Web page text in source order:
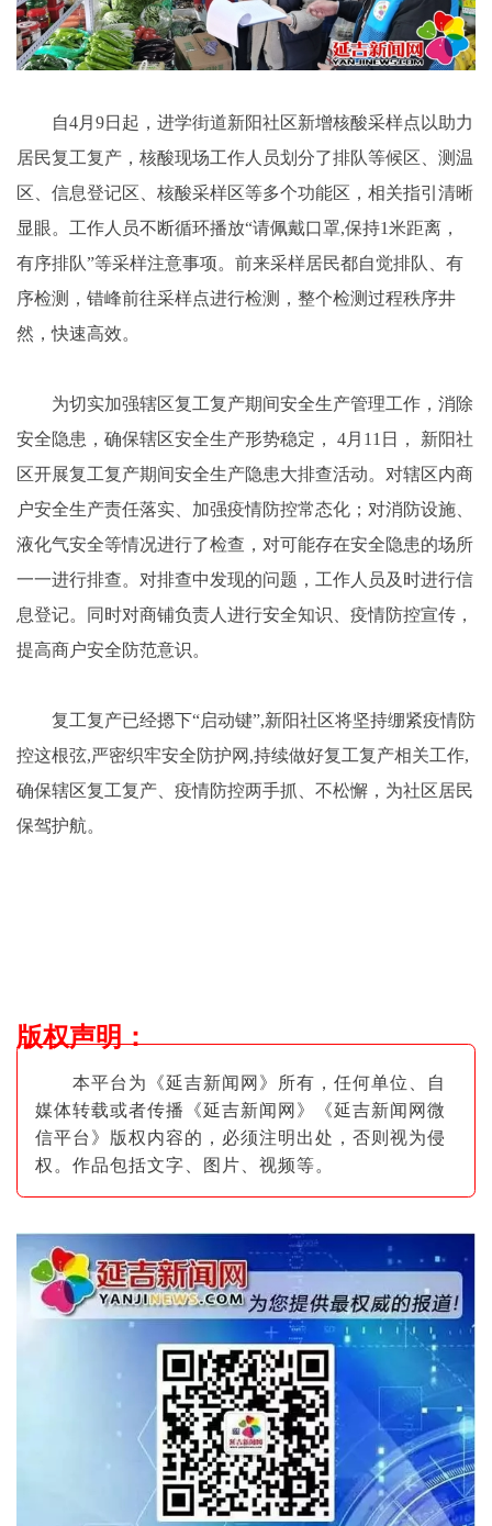
自4月9日起，进学街道新阳社区新增核酸采样点以助力
居民复工复产，核酸现场工作人员划分了排队等候区、测温
区、信息登记区、核酸采样区等多个功能区，相关指引清晰
显眼。工作人员不断循环播放“请佩戴口罩,保持1米距离，
有序排队”等采样注意事项。前来采样居民都自觉排队、有
序检测，错峰前往采样点进行检测，整个检测过程秩序井
然，快速高效。
为切实加强辖区复工复产期间安全生产管理工作，消除
安全隐患，确保辖区安全生产形势稳定， 4月11日， 新阳社
区开展复工复产期间安全生产隐患大排查活动。对辖区内商
户安全生产责任落实、加强疫情防控常态化；对消防设施、
液化气安全等情况进行了检查，对可能存在安全隐患的场所
一一进行排查。对排查中发现的问题，工作人员及时进行信
息登记。同时对商铺负责人进行安全知识、疫情防控宣传，
提高商户安全防范意识。
复工复产已经摁下“启动键”,新阳社区将坚持绷紧疫情防
控这根弦,严密织牢安全防护网,持续做好复工复产相关工作,
确保辖区复工复产、疫情防控两手抓、不松懈，为社区居民
保驾护航。
版权声明：
本平台为《延吉新闻网》所有，任何单位、自
媒体转载或者传播《延吉新闻网》《延吉新闻网微
信平台》版权内容的，必须注明出处，否则视为侵
权。作品包括文字、图片 、视频等。